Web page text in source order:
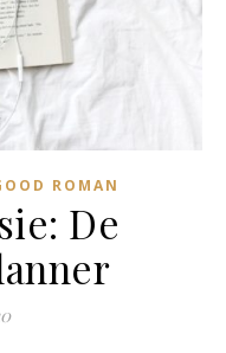
ROMAN
De